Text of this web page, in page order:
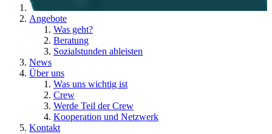
Angebote
Was geht?
Beratung
Sozialstunden ableisten
News
Über uns
Was uns wichtig ist
Crew
Werde Teil der Crew
Kooperation und Netzwerk
Kontakt